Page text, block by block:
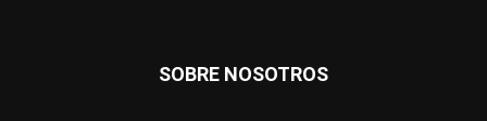
SOBRE NOSOTROS